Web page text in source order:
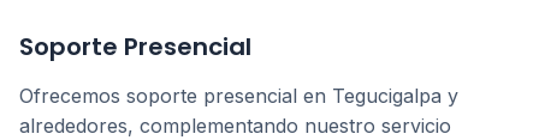
Soporte Presencial
Ofrecemos soporte presencial en Tegucigalpa y
alrededores, complementando nuestro servicio